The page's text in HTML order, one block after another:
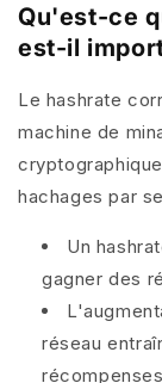
Qu'est-ce
est-il
Le hashrate
machine de
hachages par
Un
gagner des
réseau